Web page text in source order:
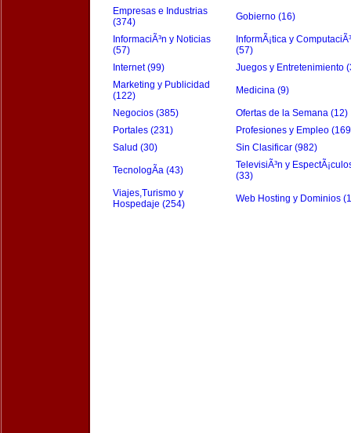
Empresas e Industrias
(374)
Gobierno (16)
InformaciÃ³n y Noticias
(57)
InformÃ¡tica y
(57)
Internet (99)
Juegos y Entretenimiento
Marketing y Publicidad
(122)
Medicina (9)
Negocios (385)
Ofertas de la Semana (12)
Portales (231)
Profesiones y Empleo
Salud (30)
Sin Clasificar (982)
TecnologÃ­a (43)
TelevisiÃ³n y
(33)
Viajes,Turismo y
Hospedaje (254)
Web Hosting y Dominios